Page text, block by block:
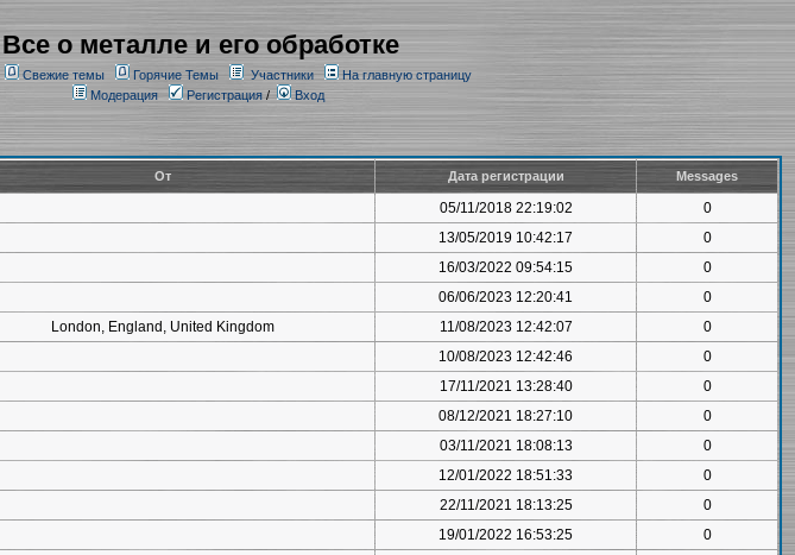
Все о металле и его обработке
Свежие темы Горячие Темы Участники
На главную страницу
Модерация
Регистрация/ Вход
От Дата регистрации Messages
05/11/2018 22:19:02
0
13/05/2019 10:42:17
0
16/03/2022 09:54:15
0
06/06/2023 12:20:41
0
London, England, United Kingdom 11/08/2023 12:42:07
0
10/08/2023 12:42:46
0
17/11/2021 13:28:40
0
08/12/2021 18:27:10
0
03/11/2021 18:08:13
0
12/01/2022 18:51:33
0
22/11/2021 18:13:25
0
19/01/2022 16:53:25
0